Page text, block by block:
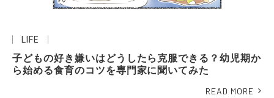
LIFE
子どもの好き嫌いはどうしたら克服できる？幼児期か
ら始める食育のコツを専門家に聞いてみた
READ MORE